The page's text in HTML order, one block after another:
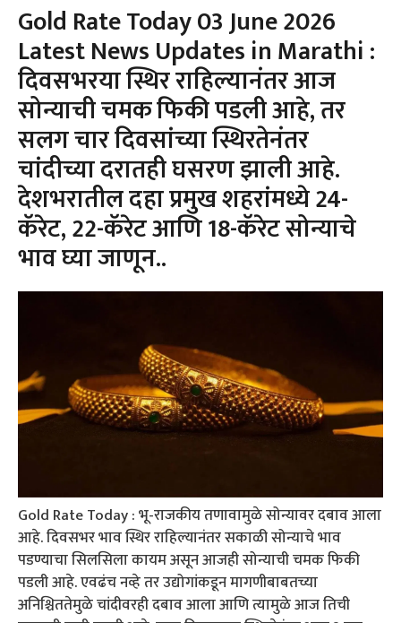
Gold Rate Today 03 June 2026
Latest News Updates in Marathi :
दिवसभरया स्थिर राहिल्यानंतर आज
सोन्याची चमक फिकी पडली आहे, तर
सलग चार दिवसांच्या स्थिरतेनंतर
चांदीच्या दरातही घसरण झाली आहे.
देशभरातील दहा प्रमुख शहरांमध्ये 24-
कॅरेट, 22-कॅरेट आणि 18-कॅरेट सोन्याचे
भाव घ्या जाणून..
Gold Rate Today : भू-राजकीय तणावामुळे सोन्यावर दबाव आला
आहे. दिवसभर भाव स्थिर राहिल्यानंतर सकाळी सोन्याचे भाव
पडण्याचा सिलसिला कायम असून आजही सोन्याची चमक फिकी
पडली आहे. एवढंच नव्हे तर उद्योगांकडून मागणीबाबतच्या
अनिश्चिततेमुळे चांदीवरही दबाव आला आणि त्यामुळे आज तिची